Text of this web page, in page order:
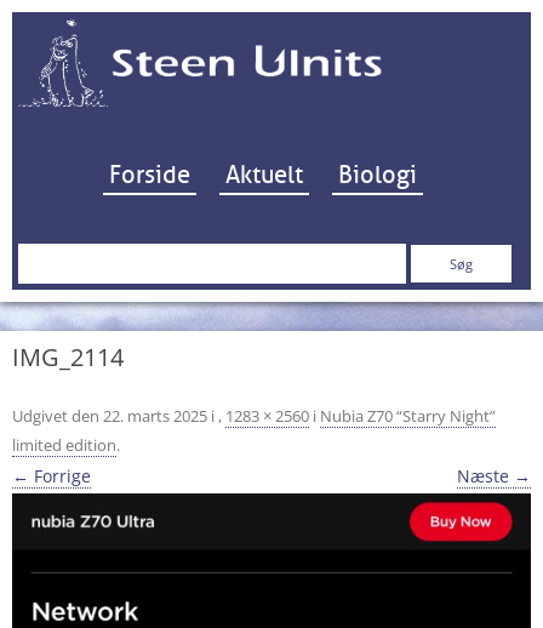
Hop til indhold
Forside Aktuelt Biologi
Søg
IMG_2114
Udgivet den 22. marts 2025 i , 1283 × 2560 i Nubia Z70 “Starry Night”
limited edition.
← Forrige Næste →